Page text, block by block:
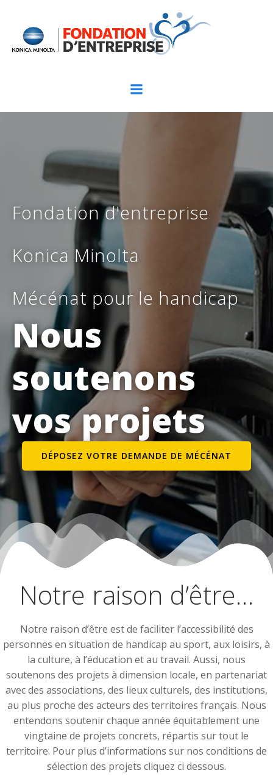
contenu
Fondation d'entreprise
Konica Minolta
Mécénat pour le handicap
Nous
soutenons
vos projets
DÉPOSEZ VOTRE DEMANDE DE MÉCÉNAT
Notre raison d’être…
Notre raison d’être est de faciliter l’accessibilité des
personnes en situation de handicap au sport, aux loisirs, à
la culture, à l’éducation et au travail. Aussi, nous
soutenons des projets à dimension locale, en partenariat
avec des associations, des lieux culturels, des institutions,
au plus proche des acteurs des territoires français. Nous
entendons soutenir chaque année équitablement une
vingtaine de projets concrets, répartis sur tout le
territoire. Pour plus d’informations sur nos conditions de
sélection des projets cliquez ci dessous.